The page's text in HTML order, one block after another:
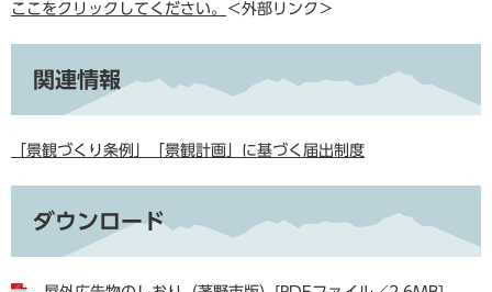
ここをクリックしてください。
＜外部リンク＞
関連情報
「景観づくり条例」「景観計画」に基づく届出制度
ダウンロード